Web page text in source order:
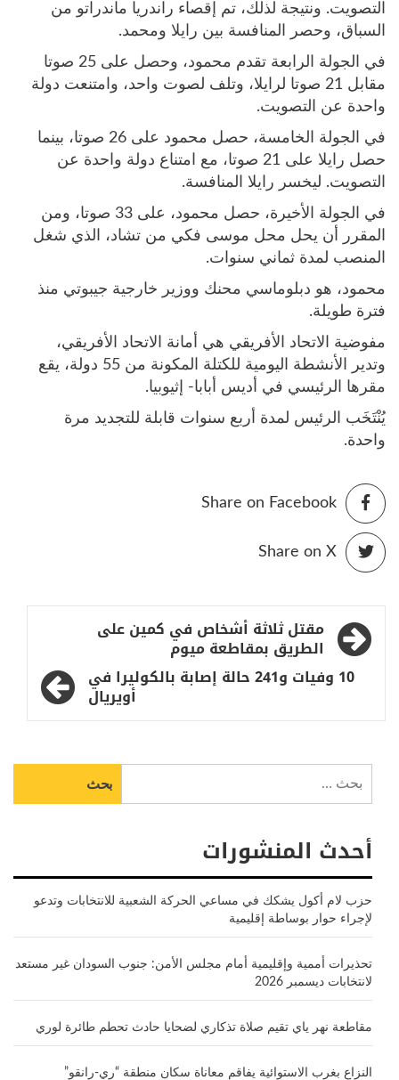
التصويت. ونتيجة لذلك، تم إقصاء راندريا ماندراتو من
السباق، وحصر المنافسة بين رايلا ومحمد.
في الجولة الرابعة تقدم محمود، وحصل على 25 صوتا
مقابل 21 صوتا لرايلا، وتلف لصوت واحد، وامتنعت دولة
واحدة عن التصويت.
في الجولة الخامسة، حصل محمود على 26 صوتا، بينما
حصل رايلا على 21 صوتا، مع امتناع دولة واحدة عن
التصويت. ليخسر رايلا المنافسة.
في الجولة الأخيرة، حصل محمود، على 33 صوتا، ومن
المقرر أن يحل محل موسى فكي من تشاد، الذي شغل
المنصب لمدة ثماني سنوات.
محمود، هو دبلوماسي محنك ووزير خارجية جيبوتي منذ
فترة طويلة.
مفوضية الاتحاد الأفريقي هي أمانة الاتحاد الأفريقي،
وتدير الأنشطة اليومية للكتلة المكونة من 55 دولة، يقع
مقرها الرئيسي في أديس أبابا- إثيوبيا.
يُنْتَخَب الرئيس لمدة أربع سنوات قابلة للتجديد مرة
واحدة.
Share on Facebook
Share on X
تصفّح
المقالات
مقتل ثلاثة أشخاص في كمين على
الطريق بمقاطعة ميوم
10 وفيات و241 حالة إصابة بالكوليرا في
أويريال
عن:
أحدث المنشورات
حزب لام أكول يشكك في مساعي الحركة الشعبية للانتخابات وتدعو
لإجراء حوار بوساطة إقليمية
تحذيرات أممية وإقليمية أمام مجلس الأمن: جنوب السودان غير مستعد
لانتخابات ديسمبر 2026
مقاطعة نهر ياي تقيم صلاة تذكاري لضحايا حادث تحطم طائرة لوري
النزاع بغرب الاستوائية يفاقم معاناة سكان منطقة “ري-رانقو”